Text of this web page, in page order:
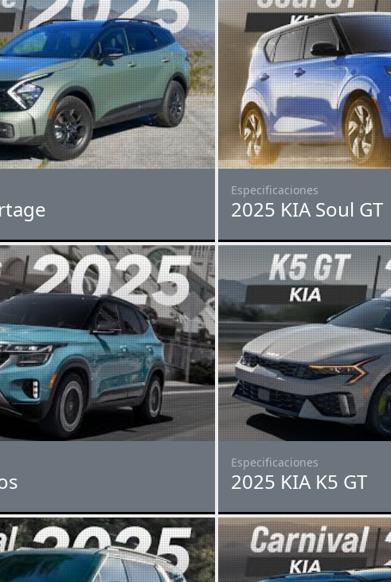
Especificaciones
2025 KIA Soul GT
Especificaciones
2025 KIA K5 GT